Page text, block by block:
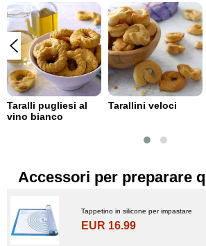
Taralli pugliesi al
vino bianco
Tarallini veloci
Accessori per preparare
Tappetino in silicone per impastare
EUR 16.99